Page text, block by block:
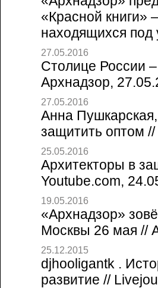
«Красной книги»
находящихся под
27.05.2016
Столице России –
Архнадзор,
27.05.2016
Анна
защитить оптом
25.05.2016
Архитекторы в
Youtube.com,
19.05.2016
«Архнадзор»
Москвы 26 мая //
25.12.2015
djhooligantk .
развитие //